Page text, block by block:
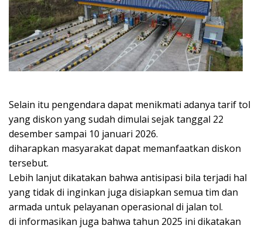
Selain itu pengendara dapat menikmati adanya tarif tol
yang diskon yang sudah dimulai sejak tanggal 22
desember sampai 10 januari 2026.
diharapkan masyarakat dapat memanfaatkan diskon
tersebut.
Lebih lanjut dikatakan bahwa antisipasi bila terjadi hal
yang tidak di inginkan juga disiapkan semua tim dan
armada untuk pelayanan operasional di jalan tol.
di informasikan juga bahwa tahun 2025 ini dikatakan